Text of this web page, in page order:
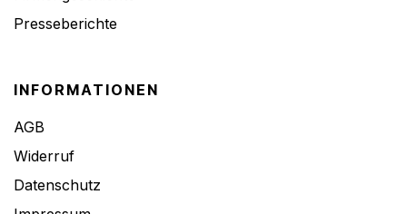
Presseberichte
INFORMATIONEN
AGB
Widerruf
Datenschutz